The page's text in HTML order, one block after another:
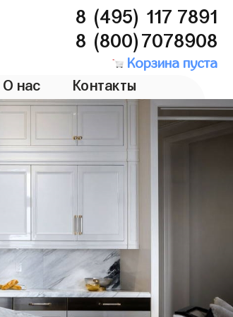
8 (495) 117 7891
8 (800)7078908
Корзина пуста
О нас Контакты